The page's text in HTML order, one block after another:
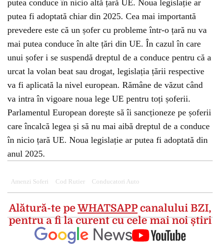
putea conduce în nicio altă țară UE. Noua legislație ar
putea fi adoptată chiar din 2025. Cea mai importantă
prevedere este că un șofer cu probleme într-o țară nu va
mai putea conduce în alte țări din UE. În cazul în care
unui șofer i se suspendă dreptul de a conduce pentru că a
urcat la volan beat sau drogat, legislația țării respective
va fi aplicată la nivel european. Rămâne de văzut când
va intra în vigoare noua lege UE pentru toți șoferii.
Parlamentul European dorește să îi sancționeze pe șoferii
care încalcă legea și să nu mai aibă dreptul de a conduce
în nicio țară UE. Noua legislație ar putea fi adoptată din
anul 2025.
Amenzi Soferi Cod Rutier Conducatori Auto
Alătură-te peWHATSAPPcanalului BZI,
pentru a fi la curent cu cele mai noi știri